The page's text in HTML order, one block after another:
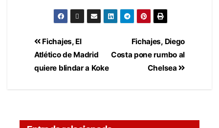
Fichajes, Diego
Costa pone rumbo al
Chelsea
Fichajes, El
Atlético de Madrid
quiere blindar a Koke